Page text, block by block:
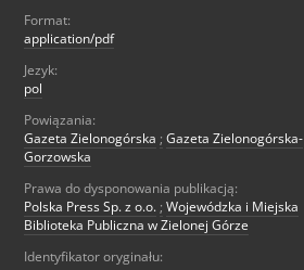
Format:
application/pdf
Jezyk:
pol
Powiązania:
Gazeta Zielonogórska ; Gazeta Zielonogórska-
Gorzowska
Prawa do dysponowania publikacją:
Polska Press Sp. z o.o. ; Wojewódzka i Miejska
Biblioteka Publiczna w Zielonej Górze
Identyfikator oryginału: